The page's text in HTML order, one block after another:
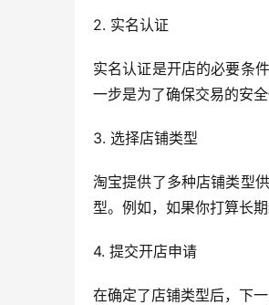
2. 实名认证
实名认证是开店的必要条
一步是为了确保交易的安
3. 选择店铺类型
淘宝提供了多种店铺类型
型。例如，如果你打算长
4. 提交开店申请
在确定了店铺类型后，下